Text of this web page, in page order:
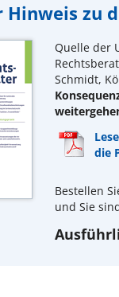
zu
Quelle der
Schmidt,
die
Bestellen
und Sie